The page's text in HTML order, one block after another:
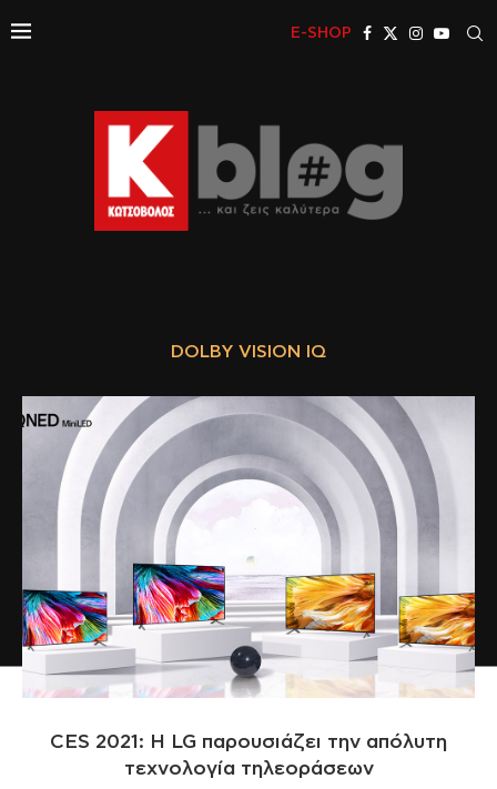
E-SHOP
DOLBY VISION IQ
CES 2021: Η LG παρουσιάζει την απόλυτη
τεχνολογία τηλεοράσεων